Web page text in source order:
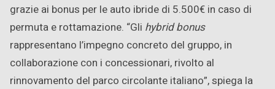
grazie ai bonus per le auto ibride di 5.500€ in caso di
permuta e rottamazione. “Gli hybrid bonus
rappresentano l’impegno concreto del gruppo, in
collaborazione con i concessionari, rivolto al
rinnovamento del parco circolante italiano”, spiega la